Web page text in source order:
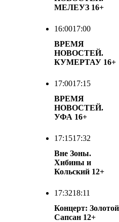
МЕЛЕУЗ 16+
16:0017:00
ВРЕМЯ
НОВОСТЕЙ.
КУМЕРТАУ 16+
17:0017:15
ВРЕМЯ
НОВОСТЕЙ.
УФА 16+
17:1517:32
Вне Зоны.
Хибины и
Кольский 12+
17:3218:11
Концерт: Золотой
Сапсан 12+